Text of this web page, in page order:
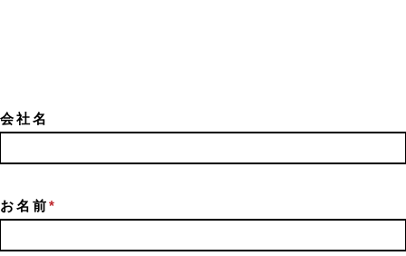
会社名
お名前*